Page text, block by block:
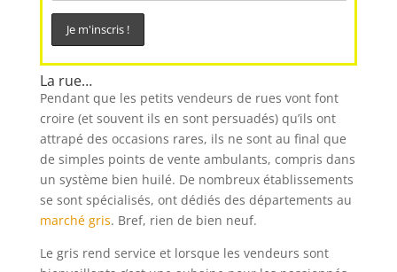
La rue…
Pendant que les petits vendeurs de rues vont font
croire (et souvent ils en sont persuadés) qu’ils ont
attrapé des occasions rares, ils ne sont au final que
de simples points de vente ambulants, compris dans
un système bien huilé. De nombreux établissements
se sont spécialisés, ont dédiés des départements au
marché gris. Bref, rien de bien neuf.
Le gris rend service et lorsque les vendeurs sont